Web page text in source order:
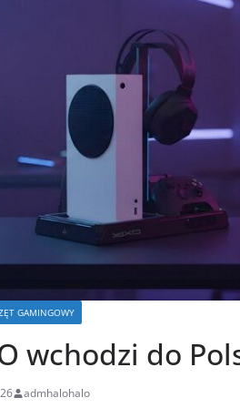
GAMINGOWY
wchodzi do
admhalohalo